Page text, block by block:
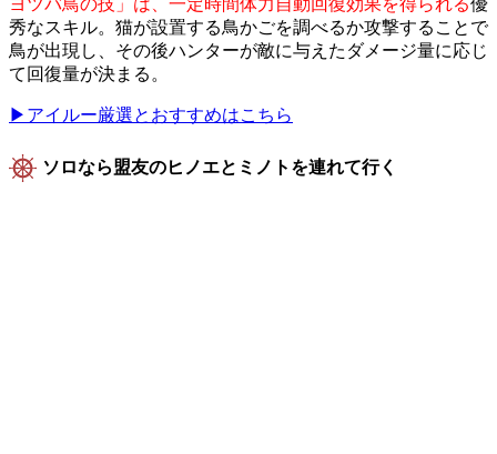
ヨツバ鳥の技」は、一定時間体力自動回復効果を得られる優
秀なスキル。猫が設置する鳥かごを調べるか攻撃することで
鳥が出現し、その後ハンターが敵に与えたダメージ量に応じ
て回復量が決まる。
▶アイルー厳選とおすすめはこちら
ソロなら盟友のヒノエとミノトを連れて行く